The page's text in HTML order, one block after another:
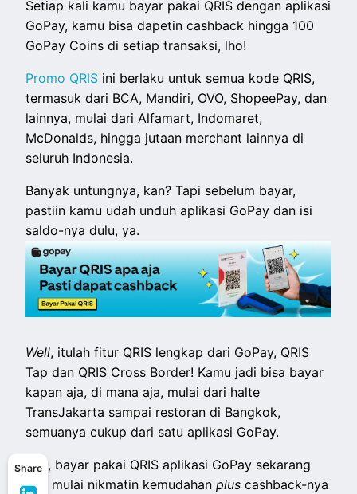
Share
Setiap kali kamu bayar pakai QRIS dengan aplikasi
GoPay, kamu bisa dapetin cashback hingga 100
GoPay Coins di setiap transaksi, lho!
Promo QRIS ini berlaku untuk semua kode QRIS,
termasuk dari BCA, Mandiri, OVO, ShopeePay, dan
lainnya, mulai dari Alfamart, Indomaret,
McDonalds, hingga jutaan merchant lainnya di
seluruh Indonesia.
Banyak untungnya, kan? Tapi sebelum bayar,
pastiin kamu udah unduh aplikasi GoPay dan isi
saldo-nya dulu, ya.
Well, itulah fitur QRIS lengkap dari GoPay, QRIS
Tap dan QRIS Cross Border! Kamu jadi bisa bayar
kapan aja, di mana aja, mulai dari halte
TransJakarta sampai restoran di Bangkok,
semuanya cukup dari satu aplikasi GoPay.
Yuk, bayar pakai QRIS aplikasi GoPay sekarang
dan mulai nikmatin kemudahanplus cashback-nya